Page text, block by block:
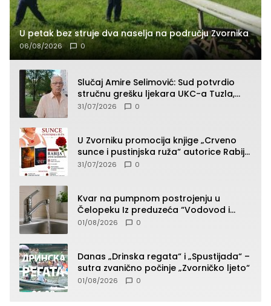
U petak bez struje dva naselja na području Zvornika
06/08/2026 0
Slučaj Amire Selimović: Sud potvrdio
stručnu grešku ljekara UKC-a Tuzla,
presudan dokaz ostala obdukcija
31/07/2026 0
U Zvorniku promocija knjige „Crveno
sunce i pustinjska ruža“ autorice Rabije
Avdić-Hamidović
31/07/2026 0
Kvar na pumpnom postrojenju u
Čelopeku Iz preduzeća “Vodovod i
komunalije”
01/08/2026 0
Danas „Drinska regata“ i „Spustijada“ –
sutra zvanično počinje „Zvorničko ljeto“
01/08/2026 0